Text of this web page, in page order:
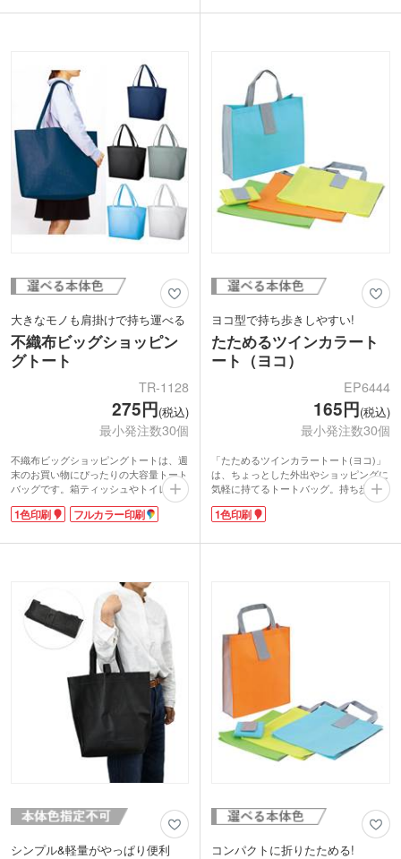
りしても破れず、強度が変わらない丈夫
大きなモノも肩掛けで持ち運べる
不織布ビッグショッピン
グトート
TR-1128
275円(税込)
最小発注数30個
不織布ビッグショッピングトートは、週
末のお買い物にぴったりの大容量トート
バッグです。箱ティッシュやトイレット
ペーパーのような大きくてかさばるモノ
を入れるのにおすすめ。肩掛けできて便
ておけばいつでもすぐに使えます。
みませんか。アパレルのショッパーな
ど、店舗のキャンペーン販促におすすめ
です。エコバッグとしてアフターユース
性も優れるため宣伝効果も期待できま
す。安価なのも嬉しいポイントです。
1色印刷 フルカラー印刷
ヨコ型で持ち歩きしやすい!
たためるツインカラート
ート（ヨコ）
EP6444
165円(税込)
最小発注数30個
「たためるツインカラートート(ヨコ)」
は、ちょっとした外出やショッピングに
気軽に持てるトートバッグ。持ち歩きし
やすい横型デザインで、軽快なツインカ
ラー。使わない時はコンパクトにたたん
ジ・イエローのポップな4色からお好き
1色印刷
シンプル&軽量がやっぱり便利 コンパクトに折りたためる!